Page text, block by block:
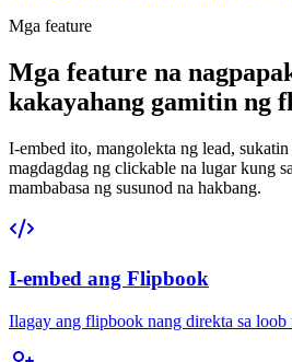
Mga feature
Mga feature na
kakayahang gamitin ng
I-embed ito, mangolekta ng lead, sukatin
magdagdag ng clickable na lugar kung
mambabasa ng susunod na hakbang.
I-embed ang Flipbook
Ilagay ang flipbook nang direkta sa